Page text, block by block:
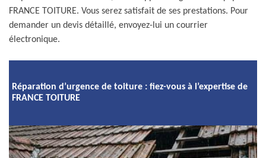
FRANCE TOITURE. Vous serez satisfait de ses prestations. Pour
demander un devis détaillé, envoyez-lui un courrier
électronique.
Réparation d’urgence de toiture : fiez-vous à l’expertise de
FRANCE TOITURE